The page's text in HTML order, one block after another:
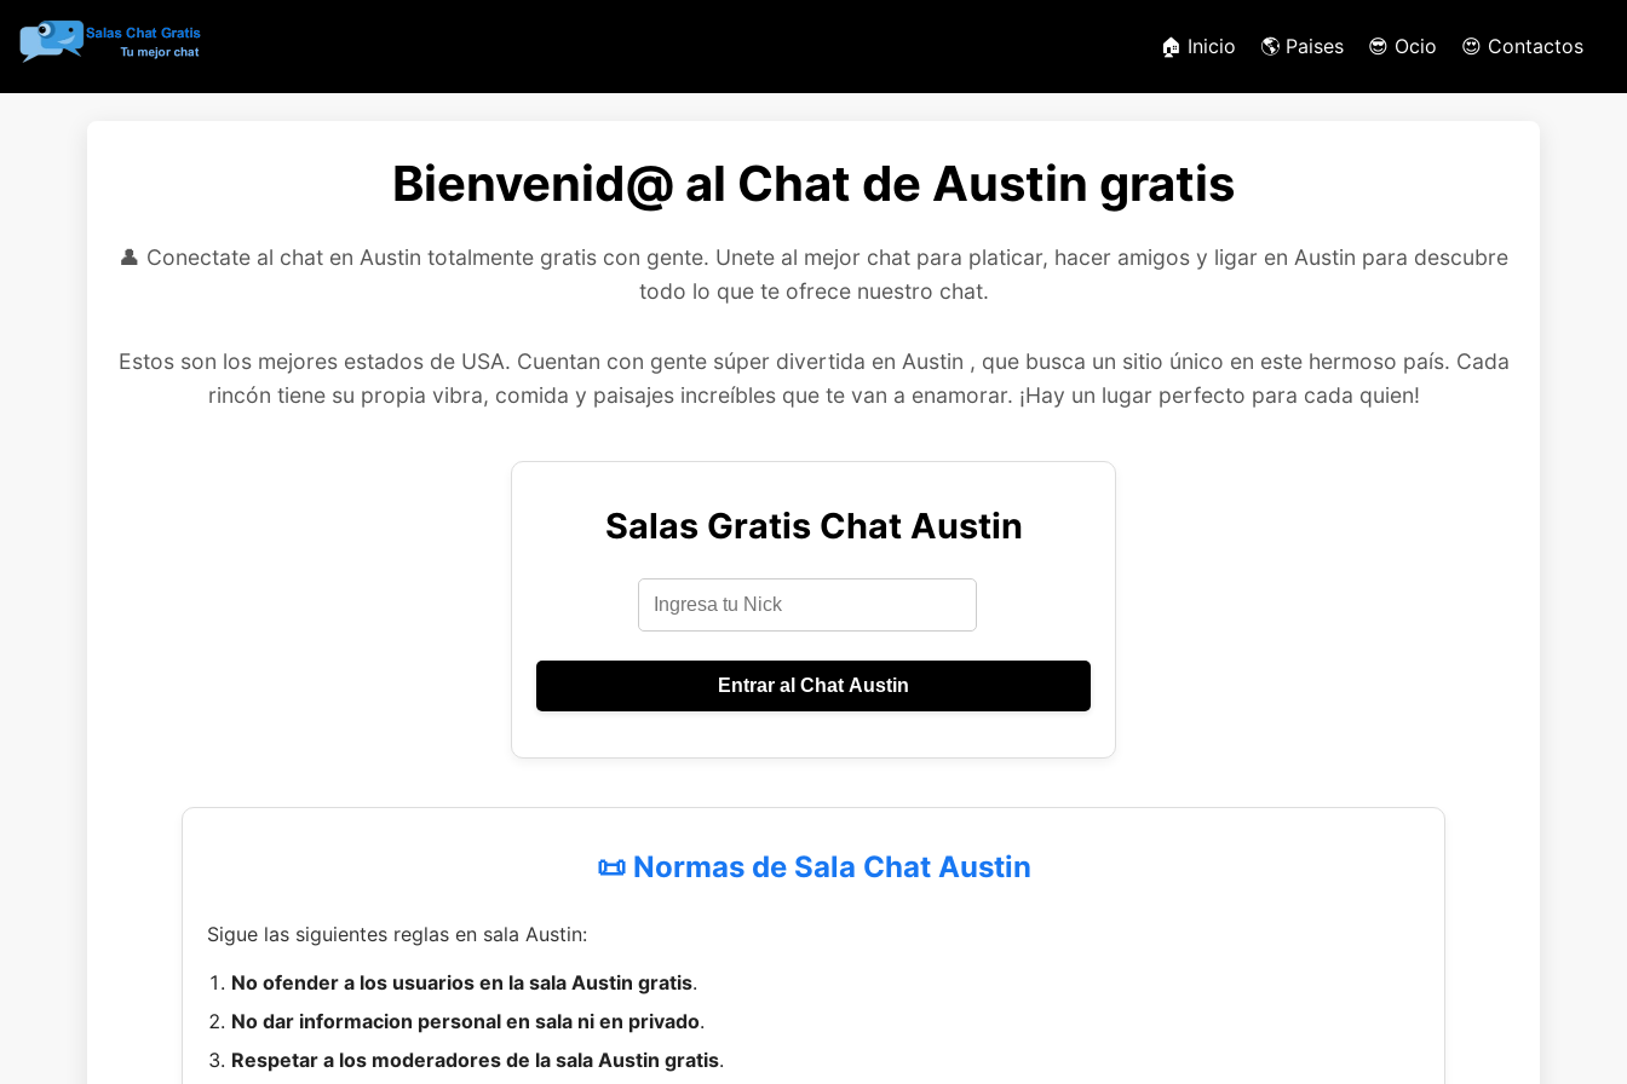
🏠 Inicio 🌎 Paises 😎 Ocio 😍 Contactos
Bienvenid@ al Chat de Austin gratis
👤 Conectate al chat en Austin totalmente gratis con gente. Unete al mejor chat para platicar, hacer amigos y ligar en Austin para descubre
todo lo que te ofrece nuestro chat.
Estos son los mejores estados de USA. Cuentan con gente súper divertida en Austin , que busca un sitio único en este hermoso país. Cada
rincón tiene su propia vibra, comida y paisajes increíbles que te van a enamorar. ¡Hay un lugar perfecto para cada quien!
Salas Gratis Chat Austin
Entrar al Chat Austin
📜 Normas de Sala Chat Austin
Sigue las siguientes reglas en sala Austin:
No ofender a los usuarios en la sala Austin gratis.
No dar informacion personal en sala ni en privado.
Respetar a los moderadores de la sala Austin gratis.